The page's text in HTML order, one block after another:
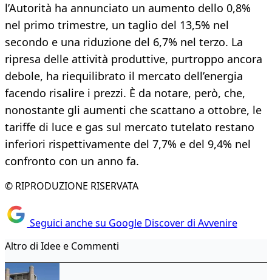
l’Autorità ha annunciato un aumento dello 0,8%
nel primo trimestre, un taglio del 13,5% nel
secondo e una riduzione del 6,7% nel terzo. La
ripresa delle attività produttive, purtroppo ancora
debole, ha riequilibrato il mercato dell’energia
facendo risalire i prezzi. È da notare, però, che,
nonostante gli aumenti che scattano a ottobre, le
tariffe di luce e gas sul mercato tutelato restano
inferiori rispettivamente del 7,7% e del 9,4% nel
confronto con un anno fa.
© RIPRODUZIONE RISERVATA
Seguici anche su Google Discover di Avvenire
Altro di Idee e Commenti